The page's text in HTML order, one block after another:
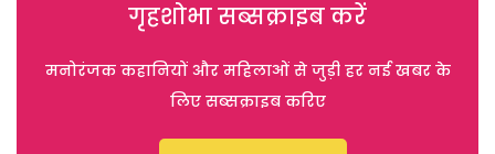
गृहशोभा सब्सक्राइब करें
मनोरंजक कहानियों और महिलाओं से जुड़ी हर नई खबर के
लिए सब्सक्राइब करिए